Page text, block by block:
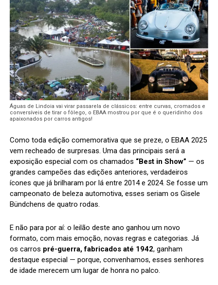
Águas de Lindoia vai virar passarela de clássicos: entre curvas, cromados e
conversíveis de tirar o fôlego, o EBAA mostrou por que é o queridinho dos
apaixonados por carros antigos!
Como toda edição comemorativa que se preze, o EBAA 2025
vem recheado de surpresas. Uma das principais será a
exposição especial com os chamados “Best in Show” — os
grandes campeões das edições anteriores, verdadeiros
ícones que já brilharam por lá entre 2014 e 2024. Se fosse um
campeonato de beleza automotiva, esses seriam os Gisele
Bündchens de quatro rodas.
E não para por aí: o leilão deste ano ganhou um novo
formato, com mais emoção, novas regras e categorias. Já
os carros pré-guerra, fabricados até 1942, ganham
destaque especial — porque, convenhamos, esses senhores
de idade merecem um lugar de honra no palco.